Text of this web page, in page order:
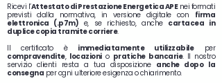
Ricevi l’Attestato di Prestazione Energetica APEnei formati
previsti dalla normativa, in versione digitale con firma
elettronica (.p7m) e, se richiesto, anche cartacea in
duplice copia tramite corriere.
Il certificato è immediatamente utilizzabileper
compravendite, locazionio pratiche bancarie. Il nostro
servizio clienti resta a tua disposizione anche dopo la
consegna per ogni ulteriore esigenza o chiarimento.